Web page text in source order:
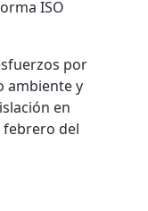
ISO
por
ambiente y
en
febrero del